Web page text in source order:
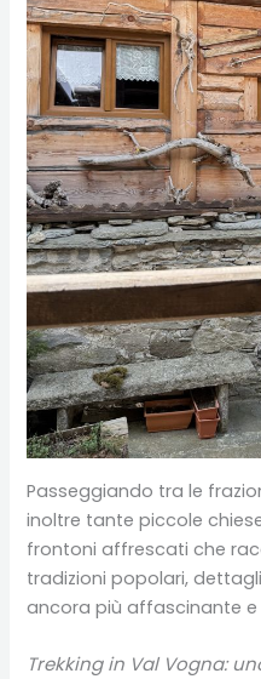
Passeggiando tra le
inoltre tante piccole
frontoni affrescati che
tradizioni popolari,
ancora più affascinante e
Trekking in Val Vogna: